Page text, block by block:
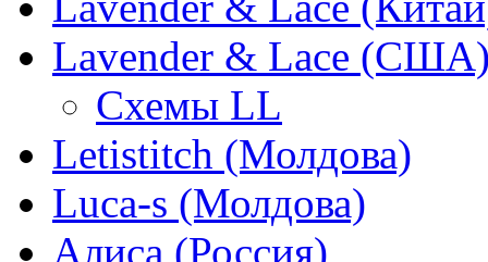
Lavender & Lace
Схемы LL
Letistitch (Молдова)
Luca-s (Молдова)
Алиса (Россия)